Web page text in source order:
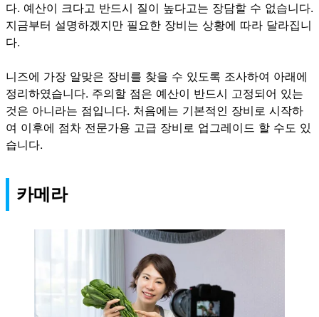
다. 예산이 크다고 반드시 질이 높다고는 장담할 수 없습니다.
지금부터 설명하겠지만 필요한 장비는 상황에 따라 달라집니
다.
니즈에 가장 알맞은 장비를 찾을 수 있도록 조사하여 아래에
정리하였습니다. 주의할 점은 예산이 반드시 고정되어 있는
것은 아니라는 점입니다. 처음에는 기본적인 장비로 시작하
여 이후에 점차 전문가용 고급 장비로 업그레이드 할 수도 있
습니다.
카메라